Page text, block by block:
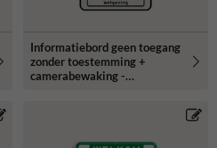
Informatiebord geen toegang
zonder toestemming +
camerabewaking -